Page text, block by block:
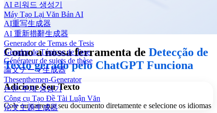
AI 리워드 생성기
Máy Tạo Lại Văn Bản AI
AI重写生成器
AI 重新措辭生成器
Generador de Temas de Tesis
Gerador de Tópicos de Tese
Générateur de sujets de thèse
論文テーマ生成器
Thesenthemen-Generator
논문 주제 생성기
Công cụ Tạo Đề Tài Luận Văn
论文主题生成器
Como a nossa ferramenta de Detecção de
Texto gerado pelo ChatGPT Funciona
Adicione Seu Texto
Cole ou carregue seu documento diretamente e selecione os idiomas